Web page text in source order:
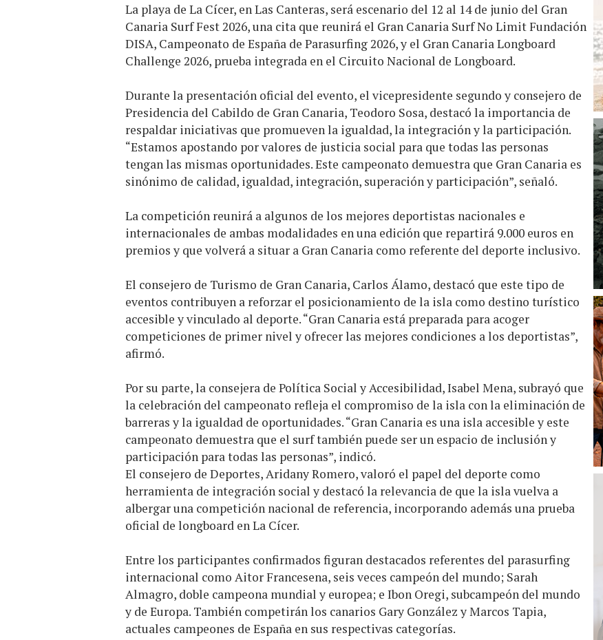
La playa de La Cícer, en Las Canteras, será escenario del 12 al 14 de junio del Gran
Canaria Surf Fest 2026, una cita que reunirá el Gran Canaria Surf No Limit Fundación
DISA, Campeonato de España de Parasurfing 2026, y el Gran Canaria Longboard
Challenge 2026, prueba integrada en el Circuito Nacional de Longboard.
Durante la presentación oficial del evento, el vicepresidente segundo y consejero de
Presidencia del Cabildo de Gran Canaria, Teodoro Sosa, destacó la importancia de
respaldar iniciativas que promueven la igualdad, la integración y la participación.
“Estamos apostando por valores de justicia social para que todas las personas
tengan las mismas oportunidades. Este campeonato demuestra que Gran Canaria es
sinónimo de calidad, igualdad, integración, superación y participación”, señaló.
La competición reunirá a algunos de los mejores deportistas nacionales e
internacionales de ambas modalidades en una edición que repartirá 9.000 euros en
premios y que volverá a situar a Gran Canaria como referente del deporte inclusivo.
El consejero de Turismo de Gran Canaria, Carlos Álamo, destacó que este tipo de
eventos contribuyen a reforzar el posicionamiento de la isla como destino turístico
accesible y vinculado al deporte. “Gran Canaria está preparada para acoger
competiciones de primer nivel y ofrecer las mejores condiciones a los deportistas”,
afirmó.
Por su parte, la consejera de Política Social y Accesibilidad, Isabel Mena, subrayó que
la celebración del campeonato refleja el compromiso de la isla con la eliminación de
barreras y la igualdad de oportunidades. “Gran Canaria es una isla accesible y este
campeonato demuestra que el surf también puede ser un espacio de inclusión y
participación para todas las personas”, indicó.
El consejero de Deportes, Aridany Romero, valoró el papel del deporte como
herramienta de integración social y destacó la relevancia de que la isla vuelva a
albergar una competición nacional de referencia, incorporando además una prueba
oficial de longboard en La Cícer.
Entre los participantes confirmados figuran destacados referentes del parasurfing
internacional como Aitor Francesena, seis veces campeón del mundo; Sarah
Almagro, doble campeona mundial y europea; e Ibon Oregi, subcampeón del mundo
y de Europa. También competirán los canarios Gary González y Marcos Tapia,
actuales campeones de España en sus respectivas categorías.